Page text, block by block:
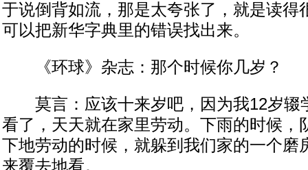
于说倒背如流，那是太夸张了，就是读得
可以把新华字典里的错误找出来。
《环球》杂志：那个时候你几岁？
莫言：应该十来岁吧，因为我12岁辍
看了，天天就在家里劳动。下雨的时候，
下地劳动的时候，就躲到我们家的一个磨
来覆去地看。